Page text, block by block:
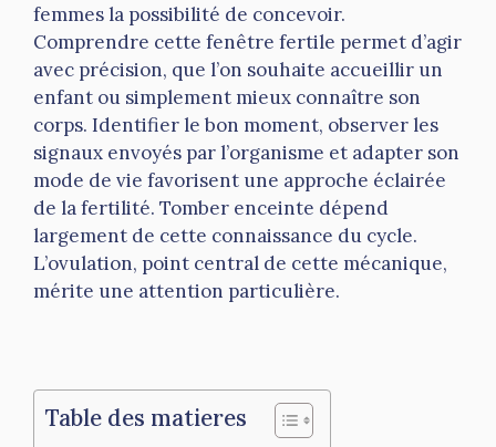
femmes la possibilité de concevoir.
Comprendre cette fenêtre fertile permet d’agir
avec précision, que l’on souhaite accueillir un
enfant ou simplement mieux connaître son
corps. Identifier le bon moment, observer les
signaux envoyés par l’organisme et adapter son
mode de vie favorisent une approche éclairée
de la fertilité. Tomber enceinte dépend
largement de cette connaissance du cycle.
L’ovulation, point central de cette mécanique,
mérite une attention particulière.
Table des matieres